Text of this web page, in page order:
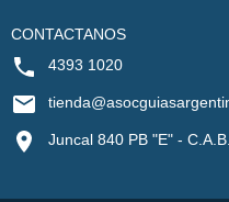
CONTACTANOS
4393 1020
Juncal 840 PB "E" -